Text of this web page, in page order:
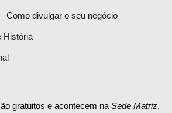
Como divulgar o seu negócio
História
gratuitos e acontecem na Sede Matriz,